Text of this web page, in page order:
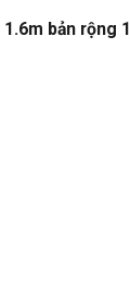
1.6m bản rộng